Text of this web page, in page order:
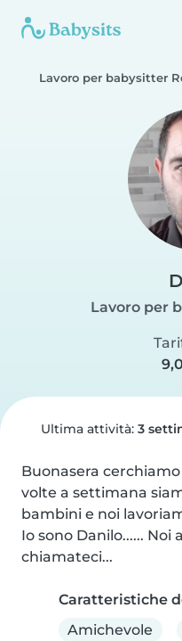
Lavoro per babysitter
Lavoro per
Ultima attività: 3
Buonasera
volte a settimana
bambini e noi
Io sono Danilo......
chiamateci...
Caratteristiche
Amichevole